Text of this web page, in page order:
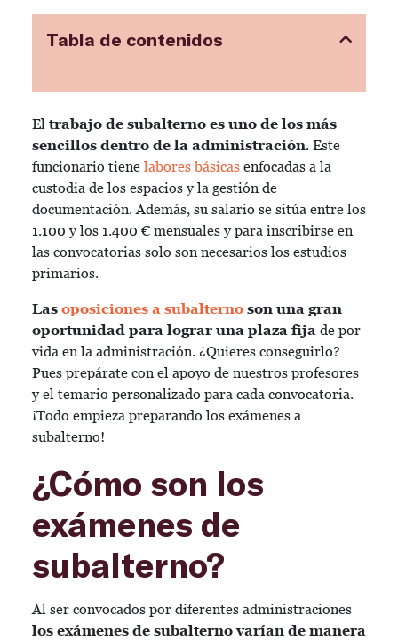
Tabla de contenidos
El trabajo de subalterno es uno de los más
sencillos dentro de la administración. Este
funcionario tiene labores básicas enfocadas a la
custodia de los espacios y la gestión de
documentación. Además, su salario se sitúa entre los
1.100 y los 1.400 € mensuales y para inscribirse en
las convocatorias solo son necesarios los estudios
primarios.
Las oposiciones a subalterno son una gran
oportunidad para lograr una plaza fija de por
vida en la administración. ¿Quieres conseguirlo?
Pues prepárate con el apoyo de nuestros profesores
y el temario personalizado para cada convocatoria.
¡Todo empieza preparando los exámenes a
subalterno!
¿Cómo son los
exámenes de
subalterno?
Al ser convocados por diferentes administraciones
los exámenes de subalterno varían de manera